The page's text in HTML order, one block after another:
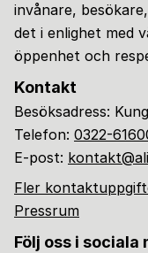
invånare,
det i enlighet med
öppenhet och
Kontakt
Besöksadress:
Telefon: 0322-
E-post:
Fler
Pressrum
Följ oss i sociala